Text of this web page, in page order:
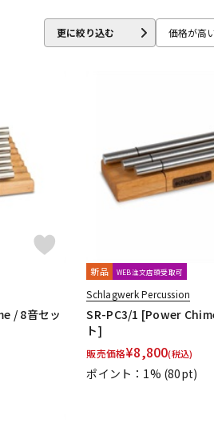
配
機
更に絞り込む 価格が高
/ 8音セッ
新品 WEB注文店頭受取可
Schlagwerk Percussion
SR-PC3/1 [Power
ト]
販売価格¥8,800(税込)
ポイント：1% (80pt)